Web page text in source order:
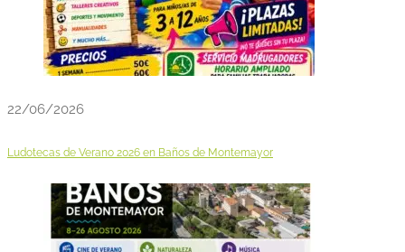
22/06/2026
Ludotecas de Verano 2026 en Baños de Montemayor